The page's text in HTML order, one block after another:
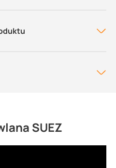
SUEZ